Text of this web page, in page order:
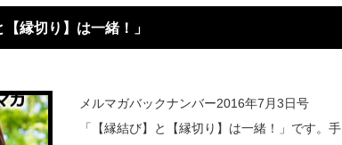
縁切り】は一緒！」
メルマガバックナンバー2016年7月3日号
「【縁結び】と【縁切り】は一緒！」です。手